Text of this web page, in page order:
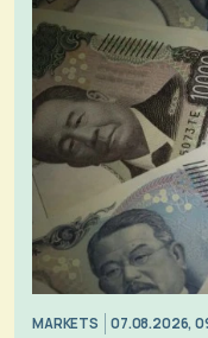
MARKETS 07.08.2026,